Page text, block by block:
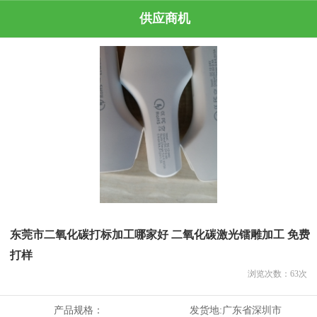
供应商机
东莞市二氧化碳打标加工哪家好 二氧化碳激光镭雕加工 免费
打样
浏览次数： 63次
产品规格： 发货地:广东省深圳市